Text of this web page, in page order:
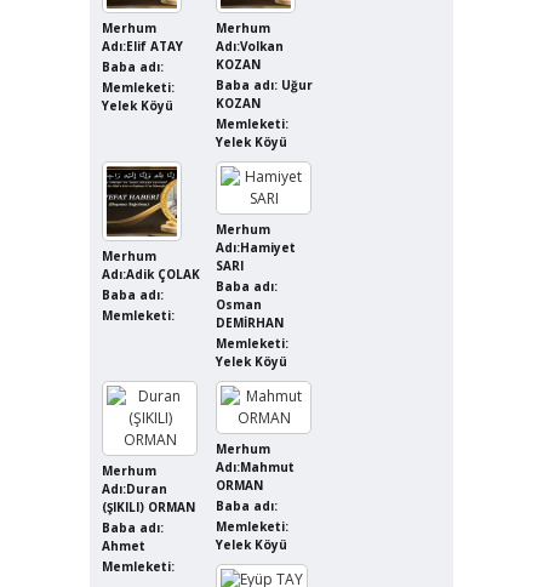
Merhum
Adı:Elif ATAY
Baba adı:
Memleketi:
Yelek Köyü
Merhum
Adı:Volkan
KOZAN
Baba adı: Uğur
KOZAN
Memleketi:
Yelek Köyü
Merhum
Adı:Adik ÇOLAK
Baba adı:
Memleketi:
Merhum
Adı:Hamiyet
SARI
Baba adı:
Osman
DEMİRHAN
Memleketi:
Yelek Köyü
Merhum
Adı:Duran
(ŞIKILI) ORMAN
Baba adı:
Ahmet
Memleketi:
Merhum
Adı:Mahmut
ORMAN
Baba adı:
Memleketi:
Yelek Köyü